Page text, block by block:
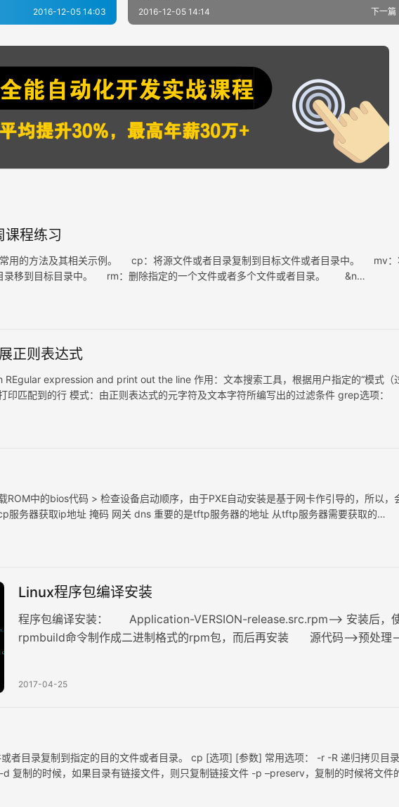
2016-12-05 14:03 下一篇
2016-12-05 14:14
课程练习
常用的方法及其相关示例。 cp：将源文件或者目录复制到目标文件或者目录中。 mv：
录移到目标目录中。 rm：删除指定的一个文件或者多个文件或者目录。 &n…
正则表达式
expression and print out the line 作用：文本搜索工具，根据用户指定的“模式（
印匹配到的行 模式：由正则表达式的元字符及文本字符所编写出的过滤条件 grep选项
ROM中的bios代码 > 检查设备启动顺序，由于PXE自动安装是基于网卡作引导的，所以，
服务器获取ip地址 掩码 网关 dns 重要的是tftp服务器的地址 从tftp服务器需要获取的
Linux程序包编译安装
程序包编译安装： Application-VERSION-release.src.rpm–> 安装后，
rpmbuild命令制作成二进制格式的rpm包，而后再安装 源代码–>预处理
2017-04-25
者目录复制到指定的目的文件或者目录。 cp [选项] [参数] 常用选项： -r -R 递归拷贝目
复制的时候，如果目录有链接文件，则只复制链接文件 -p –preserv，复制的时候将文件